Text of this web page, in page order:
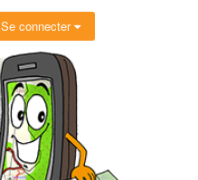
Se connecter